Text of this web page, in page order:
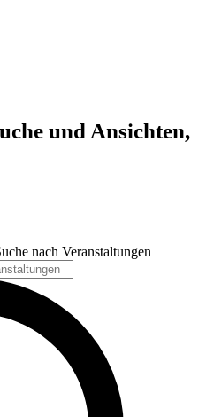
und Ansichten,
nach Veranstaltungen